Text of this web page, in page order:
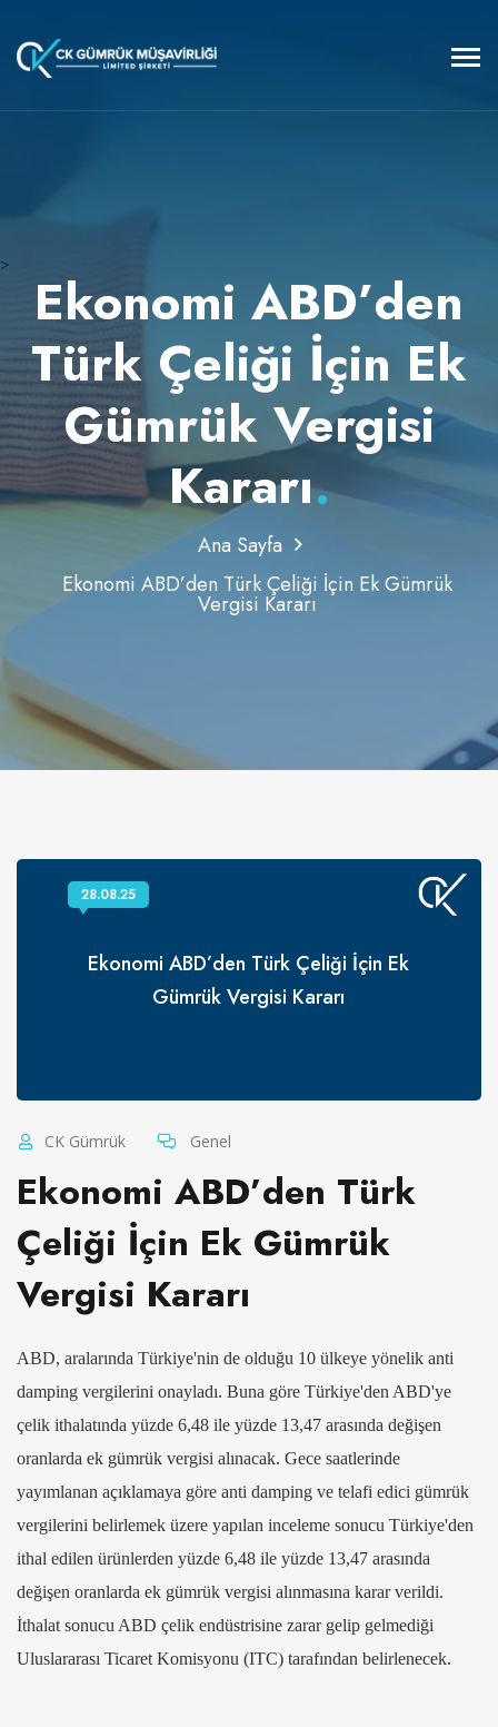
>
Ekonomi ABD’den
Türk Çeliği İçin Ek
Gümrük Vergisi
Kararı.
Ana Sayfa
Ekonomi ABD’den Türk Çeliği İçin Ek Gümrük
Vergisi Kararı
Ekonomi ABD’den Türk Çeliği İçin Ek
Gümrük Vergisi Kararı
28.08.25
CK Gümrük Genel
Ekonomi ABD’den Türk
Çeliği İçin Ek Gümrük
Vergisi Kararı
ABD, aralarında Türkiye'nin de olduğu 10 ülkeye yönelik anti
damping vergilerini onayladı. Buna göre Türkiye'den ABD'ye
çelik ithalatında yüzde 6,48 ile yüzde 13,47 arasında değişen
oranlarda ek gümrük vergisi alınacak. Gece saatlerinde
yayımlanan açıklamaya göre anti damping ve telafi edici gümrük
vergilerini belirlemek üzere yapılan inceleme sonucu Türkiye'den
ithal edilen ürünlerden yüzde 6,48 ile yüzde 13,47 arasında
değişen oranlarda ek gümrük vergisi alınmasına karar verildi.
İthalat sonucu ABD çelik endüstrisine zarar gelip gelmediği
Uluslararası Ticaret Komisyonu (ITC) tarafından belirlenecek.